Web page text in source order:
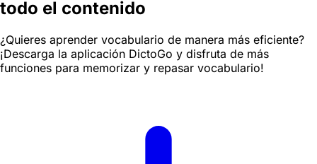
todo el contenido
¿Quieres aprender vocabulario de manera más eficiente?
¡Descarga la aplicación DictoGo y disfruta de más
funciones para memorizar y repasar vocabulario!